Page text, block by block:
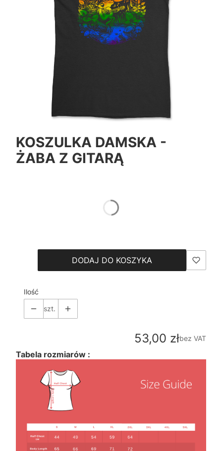
KOSZULKA DAMSKA -
ŻABA Z GITARĄ
DODAJ DO KOSZYKA
Ilość
szt.
Cena
53,00 złbez VAT
Tabela rozmiarów :